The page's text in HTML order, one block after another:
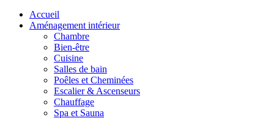
Accueil
Aménagement intérieur
Chambre
Bien-être
Cuisine
Salles de bain
Poêles et Cheminées
Escalier & Ascenseurs
Chauffage
Spa et Sauna